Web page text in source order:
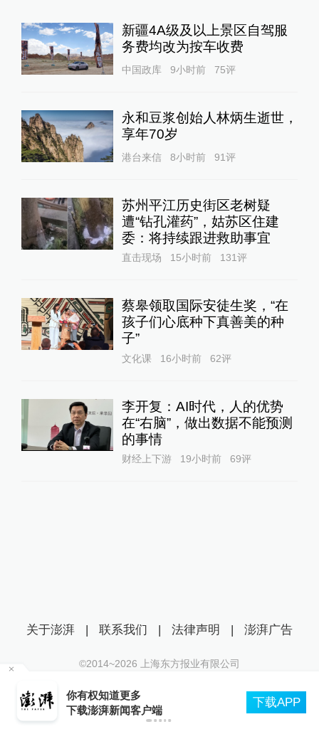
新疆4A级及以上景区自驾服
务费均改为按车收费
中国政库 9小时前 75评
永和豆浆创始人林炳生逝世，
享年70岁
港台来信 8小时前 91评
苏州平江历史街区老树疑
遭“钻孔灌药”，姑苏区住建
委：将持续跟进救助事宜
直击现场 15小时前 131评
蔡皋领取国际安徒生奖，“在
孩子们心底种下真善美的种
子”
文化课 16小时前 62评
李开复：AI时代，人的优势
在“右脑”，做出数据不能预测
的事情
财经上下游 19小时前 69评
你有权知道更多
下载澎湃新闻客户端
下载APP
关于澎湃 | 联系我们 | 法律声明 | 澎湃广告
©2014~2026 上海东方报业有限公司
互联网新闻信息服务许可证：31120170006
沪公网安备 31010602000299号